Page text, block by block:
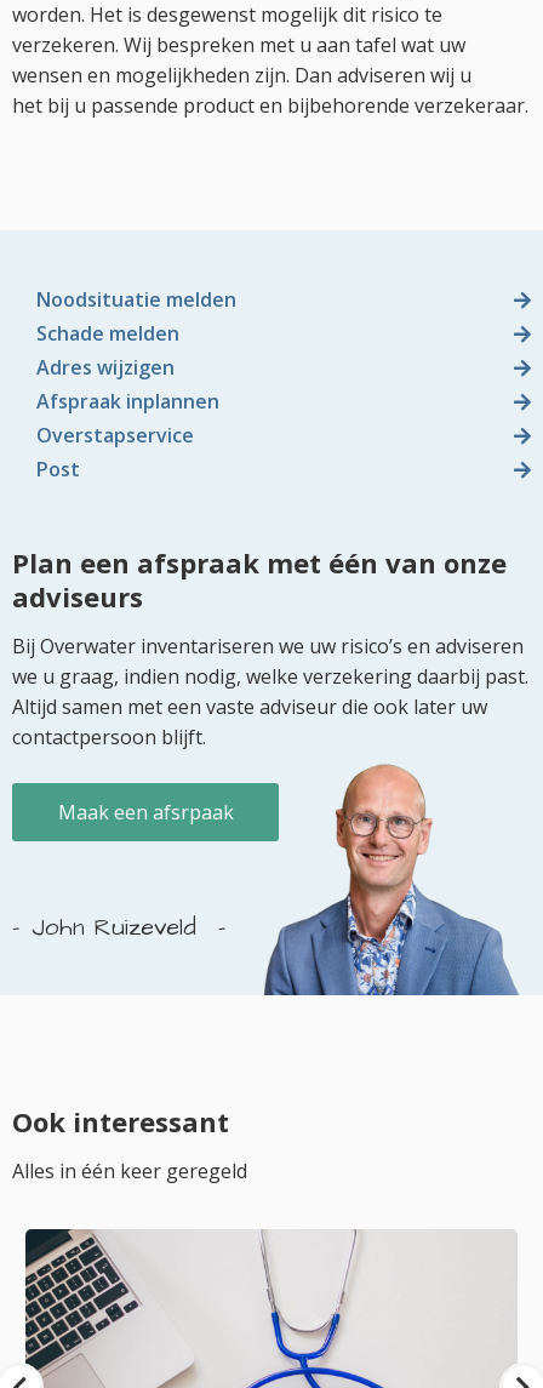
worden. Het is desgewenst mogelijk dit risico te
verzekeren. Wij bespreken met u aan tafel wat uw
wensen en mogelijkheden zijn. Dan adviseren wij u
het bij u passende product en bijbehorende verzekeraar.
Noodsituatie melden
Schade melden
Adres wijzigen
Afspraak inplannen
Overstapservice
Post
Plan een afspraak met één van onze
adviseurs
Bij Overwater inventariseren we uw risico’s en adviseren
we u graag, indien nodig, welke verzekering daarbij past.
Altijd samen met een vaste adviseur die ook later uw
contactpersoon blijft.
Maak een afsrpaak
John Ruizeveld
Ook interessant
Alles in één keer geregeld